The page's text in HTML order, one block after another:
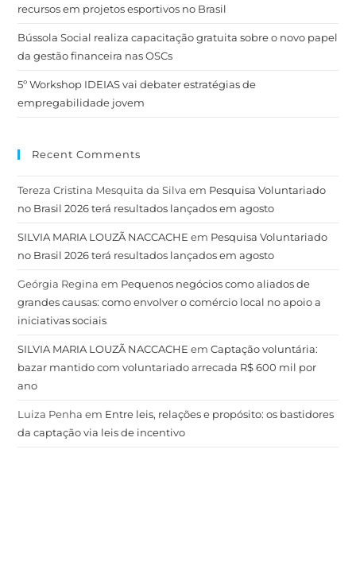
recursos em projetos esportivos no Brasil
Bússola Social realiza capacitação gratuita sobre o novo papel
da gestão financeira nas OSCs
5º Workshop IDEIAS vai debater estratégias de
empregabilidade jovem
Recent Comments
Tereza Cristina Mesquita da Silva em Pesquisa Voluntariado
no Brasil 2026 terá resultados lançados em agosto
SILVIA MARIA LOUZÃ NACCACHE em Pesquisa Voluntariado
no Brasil 2026 terá resultados lançados em agosto
Geórgia Regina em Pequenos negócios como aliados de
grandes causas: como envolver o comércio local no apoio a
iniciativas sociais
SILVIA MARIA LOUZÃ NACCACHE emCaptação voluntária:
bazar mantido com voluntariado arrecada R$ 600 mil por
ano
Luiza Penha em Entre leis, relações e propósito: os bastidores
da captação via leis de incentivo